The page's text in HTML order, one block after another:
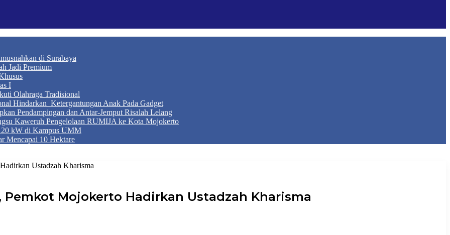
di Surabaya
Jadi Premium
I
Olahraga Tradisional
Hindarkan Ketergantungan Anak Pada Gadget
Pendampingan dan Antar-Jemput Risalah Lelang
Kaweruh Pengelolaan RUMIJA ke Kota Mojokerto
kW di Kampus UMM
Mencapai 10 Hektare
Ustadzah Kharisma
Pemkot Mojokerto Hadirkan Ustadzah Kharisma